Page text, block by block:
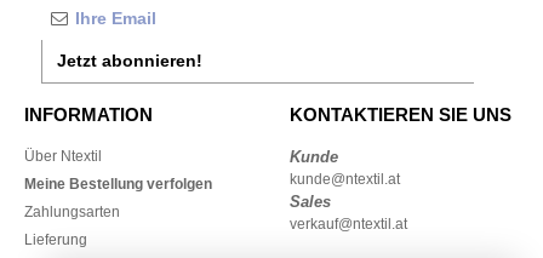
Jetzt abonnieren!
INFORMATION
Über Ntextil
Meine Bestellung verfolgen
Zahlungsarten
Lieferung
KONTAKTIEREN SIE UNS
Kunde
kunde@ntextil.at
Sales
verkauf@ntextil.at